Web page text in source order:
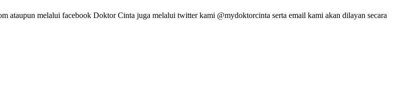
ataupun melalui facebook Doktor Cinta juga melalui twitter kami @mydoktorcinta serta email kami akan dilayan secara